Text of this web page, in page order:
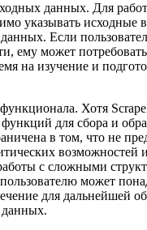
данных. Для
указывать исходные
Если
ему может
на изучение и
Хотя
для сбора и
в том, что не
возможностей
с сложными
может
для дальнейшей
данных.